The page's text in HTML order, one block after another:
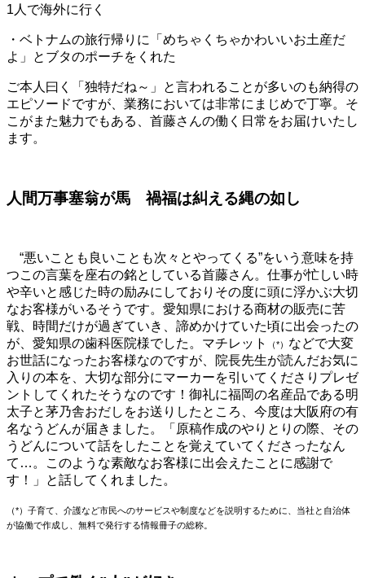
1人で海外に行く
・ベトナムの旅行帰りに「めちゃくちゃかわいいお土産だ
よ」とブタのポーチをくれた
ご本人曰く「独特だね～」と言われることが多いのも納得の
エピソードですが、 業務においては非常にまじめで丁寧。そ
こがまた魅力でもある、首藤さんの働く日常をお届けいたし
ます。
人間万事塞翁が馬 禍福は糾える縄の如し
“悪いことも良いことも次々とやってくる”をいう意味を持
つこの言葉を座右の銘としている首藤さん。仕事が忙しい時
や辛いと感じた時の励みにしておりその度に頭に浮かぶ大切
なお客様がいるそうです。愛知県における商材の販売に苦
戦、時間だけが過ぎていき、諦めかけていた頃に出会ったの
が、愛知県の歯科医院様でした。マチレット
（*） などで大変
お世話になったお客様なのですが、院長先生が読んだお気に
入りの本を、大切な部分にマーカーを引いてくださりプレゼ
ントしてくれたそうなのです！御礼に福岡の名産品である明
太子と茅乃舎おだしをお送りしたところ、今度は大阪府の有
名なうどんが届きました。「原稿作成のやりとりの際、その
うどんについて話をしたことを覚えていてくださったなん
て…。このような素敵なお客様に出会えたことに感謝で
す！」と話してくれました。
（*）子育て、介護など市民へのサービスや制度などを説明するために、当社と自治体
が協働で作成し、無料で発行する情報冊子の総称。